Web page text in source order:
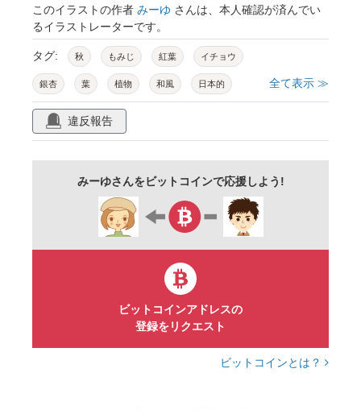
このイラストの作者 みーゆ さんは、本人確認が済んでい
るイラストレーターです。
タグ: 秋 もみじ 紅葉 イチョウ
銀杏 葉 植物 和風 日本的
落ち葉 板 掲示板
バックグラウンド 背景 枯葉 壁紙
ナチュラル 飾り 木 木目
木枠 明るい エコ エコロジー
上品
メッセージ
誕生日 誕生日カード
全て表示 ≫
違反報告
みーゆさんをビットコインで応援しよう!
ビットコインアドレスの
登録をリクエスト
ビットコインとは？